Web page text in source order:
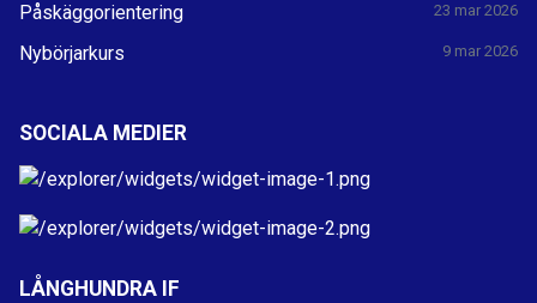
Påskäggorientering 23 mar 2026
Nybörjarkurs 9 mar 2026
SOCIALA MEDIER
LÅNGHUNDRA IF